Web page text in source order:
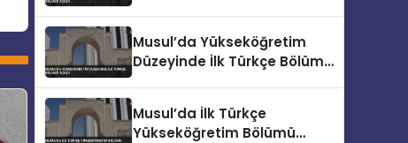
Musul’da Yükseköğretim
Düzeyinde İlk Türkçe Bölümü
Musul’da İlk Türkçe
Yükseköğretim Bölümü